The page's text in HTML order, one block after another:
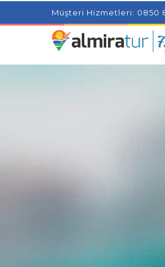
Project Milenial featuring news
Kids Amazingly Simple Skin Care
Müşteri Hizmetleri: 0850